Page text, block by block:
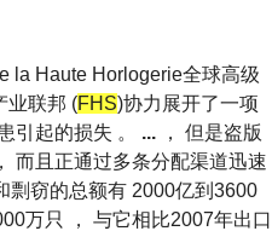
la Haute Horlogerie全球高级
业联邦 (FHS)协力展开了一项
引起的损失 。 ... ， 但是盗版
而且正通过多条分配渠道迅速
剽窃的总额有 2000亿到3600
万只 ， 与它相比2007年出口